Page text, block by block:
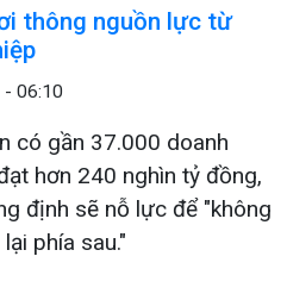
thông nguồn lực từ
06:10
có gần 37.000 doanh
hơn 240 nghìn tỷ đồng,
định sẽ nỗ lực để "không
phía sau."